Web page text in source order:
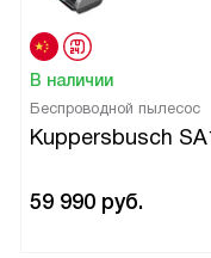
В наличии
Беспроводной пылесос
Kuppersbusch
59 990 руб.